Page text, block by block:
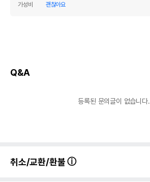
가성비
괜찮아요
Q&A
등록된 문의글이 없습니다.
취소/교환/환불